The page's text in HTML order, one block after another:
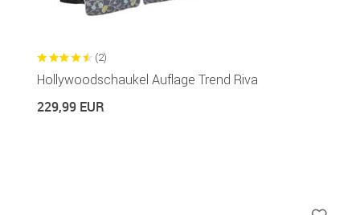
(2)
Hollywoodschaukel Auflage Trend Riva
229,99 EUR